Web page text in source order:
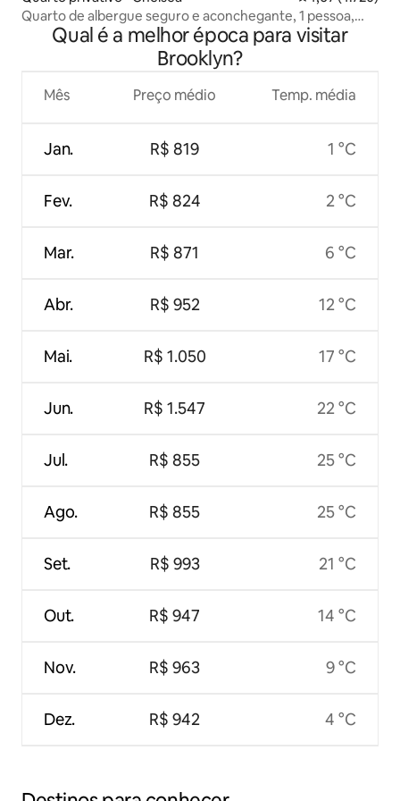
Quarto de albergue seguro e aconchegante, 1 pessoa,
Manhattan
Qual é a melhor época para visitar
Brooklyn?
Mês
Jan.
Fev.
Mar.
Abr.
Mai.
Jun.
Jul.
Ago.
Set.
Out.
Nov.
Dez.
Preço médio
R$ 819
R$ 824
R$ 871
R$ 952
R$ 1.050
R$ 1.547
R$ 855
R$ 855
R$ 993
R$ 947
R$ 963
R$ 942
Temp. média
1 °C
2 °C
6 °C
12 °C
17 °C
22 °C
25 °C
25 °C
21 °C
14 °C
9 °C
4 °C